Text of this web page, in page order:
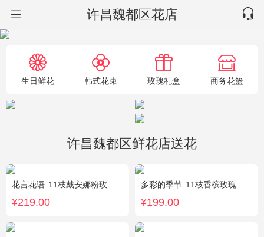
许昌魏都区花店
生日鲜花 韩式花束 玫瑰礼盒 商务花篮
许昌魏都区鲜花店送花
花言花语 11枝戴安娜粉玫瑰，2枝多头白百合，白色相思梅、栀子叶搭配
¥219.00
多彩的季节 11枝香槟玫瑰，2枝多头白百合，栀子叶搭配
¥199.00